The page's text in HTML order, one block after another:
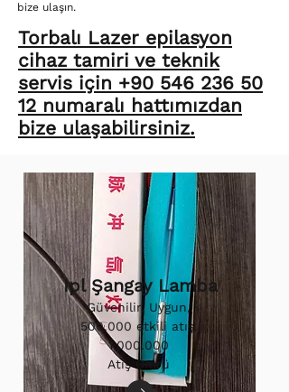
bize ulaşın.
Torbalı Lazer epilasyon
cihaz tamiri ve teknik
servis için +90 546 236 50
12 numaralı hattımızdan
bize ulaşabilirsiniz.
Ipl Şangay Lamba
Güvenilir, Uygun,
500.000 etkili atış.
1.000.000
Atış Ömrü